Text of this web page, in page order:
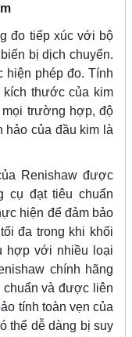
đo tiếp xúc với bộ
bị dịch chuyển.
hiện phép đo. Tính
kích thước của kim
trường hợp, độ
hảo của đầu kim là
Renishaw được
cụ đạt tiêu chuẩn
hiện để đảm bảo
đa trong khi khối
hợp với nhiều loại
chính hãng
và được liên
tính toàn vẹn của
thể dễ dàng bị suy